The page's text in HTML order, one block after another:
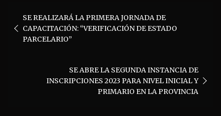
Navegación
de
entradas
SE REALIZARÁ LA PRIMERA JORNADA DE
CAPACITACIÓN: “VERIFICACIÓN DE ESTADO
PARCELARIO”
SE ABRE LA SEGUNDA INSTANCIA DE
INSCRIPCIONES 2023 PARA NIVEL INICIAL Y
PRIMARIO EN LA PROVINCIA